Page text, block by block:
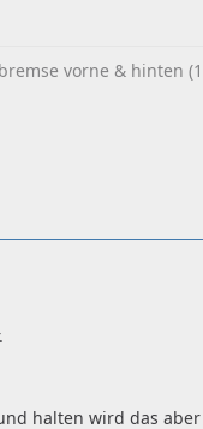
vorne & hinten
halten wird das